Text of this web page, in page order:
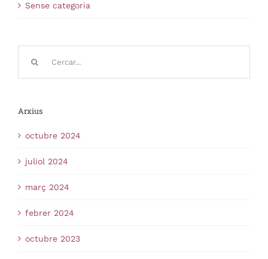
Sense categoria
Arxius
octubre 2024
juliol 2024
març 2024
febrer 2024
octubre 2023